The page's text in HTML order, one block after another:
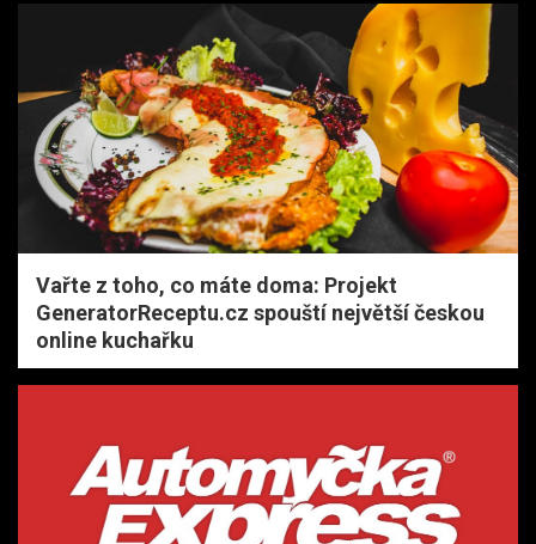
Vařte z toho, co máte doma: Projekt
GeneratorReceptu.cz spouští největší českou
online kuchařku